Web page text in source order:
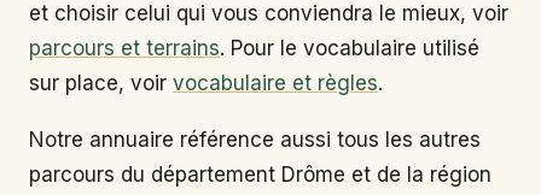
et choisir celui qui vous conviendra le mieux, voir
parcours et terrains. Pour le vocabulaire utilisé
sur place, voir vocabulaire et règles.
Notre annuaire référence aussi tous les autres
parcours du département Drôme et de la région